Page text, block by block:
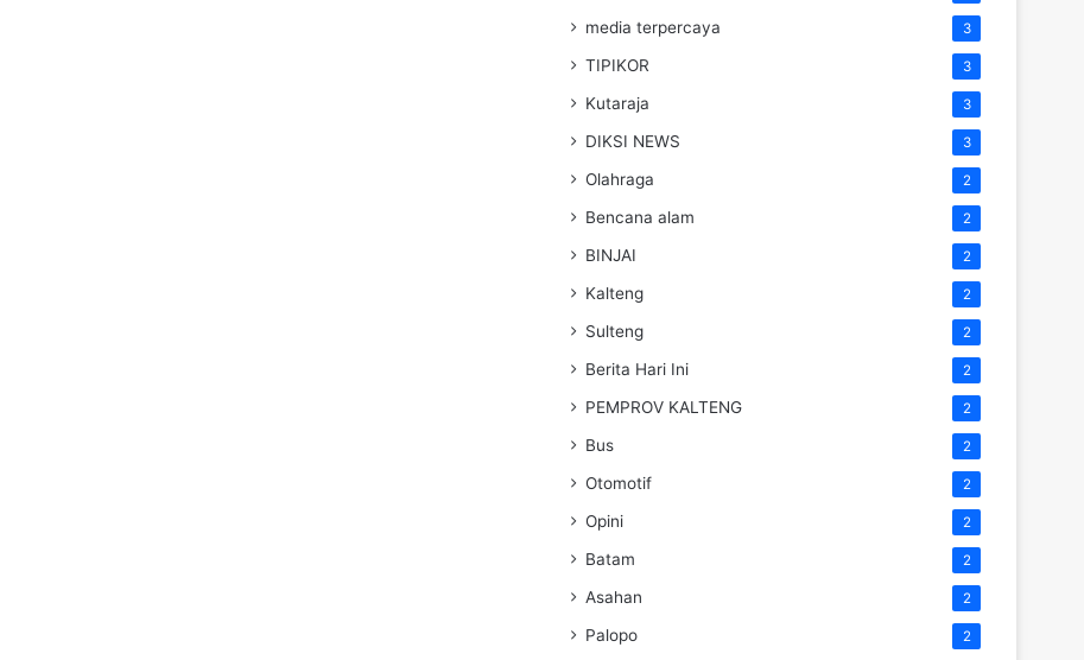
media terpercaya 3
TIPIKOR 3
Kutaraja 3
DIKSI NEWS 3
Olahraga 2
Bencana alam 2
BINJAI 2
Kalteng 2
Sulteng 2
Berita Hari Ini 2
PEMPROV KALTENG 2
Bus 2
Otomotif 2
Opini 2
Batam 2
Asahan 2
Palopo 2